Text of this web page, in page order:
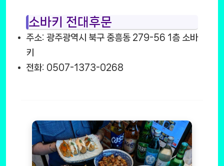
소바키 전대후문
주소: 광주광역시 북구 중흥동 279-56 1층 소바
키
전화: 0507-1373-0268